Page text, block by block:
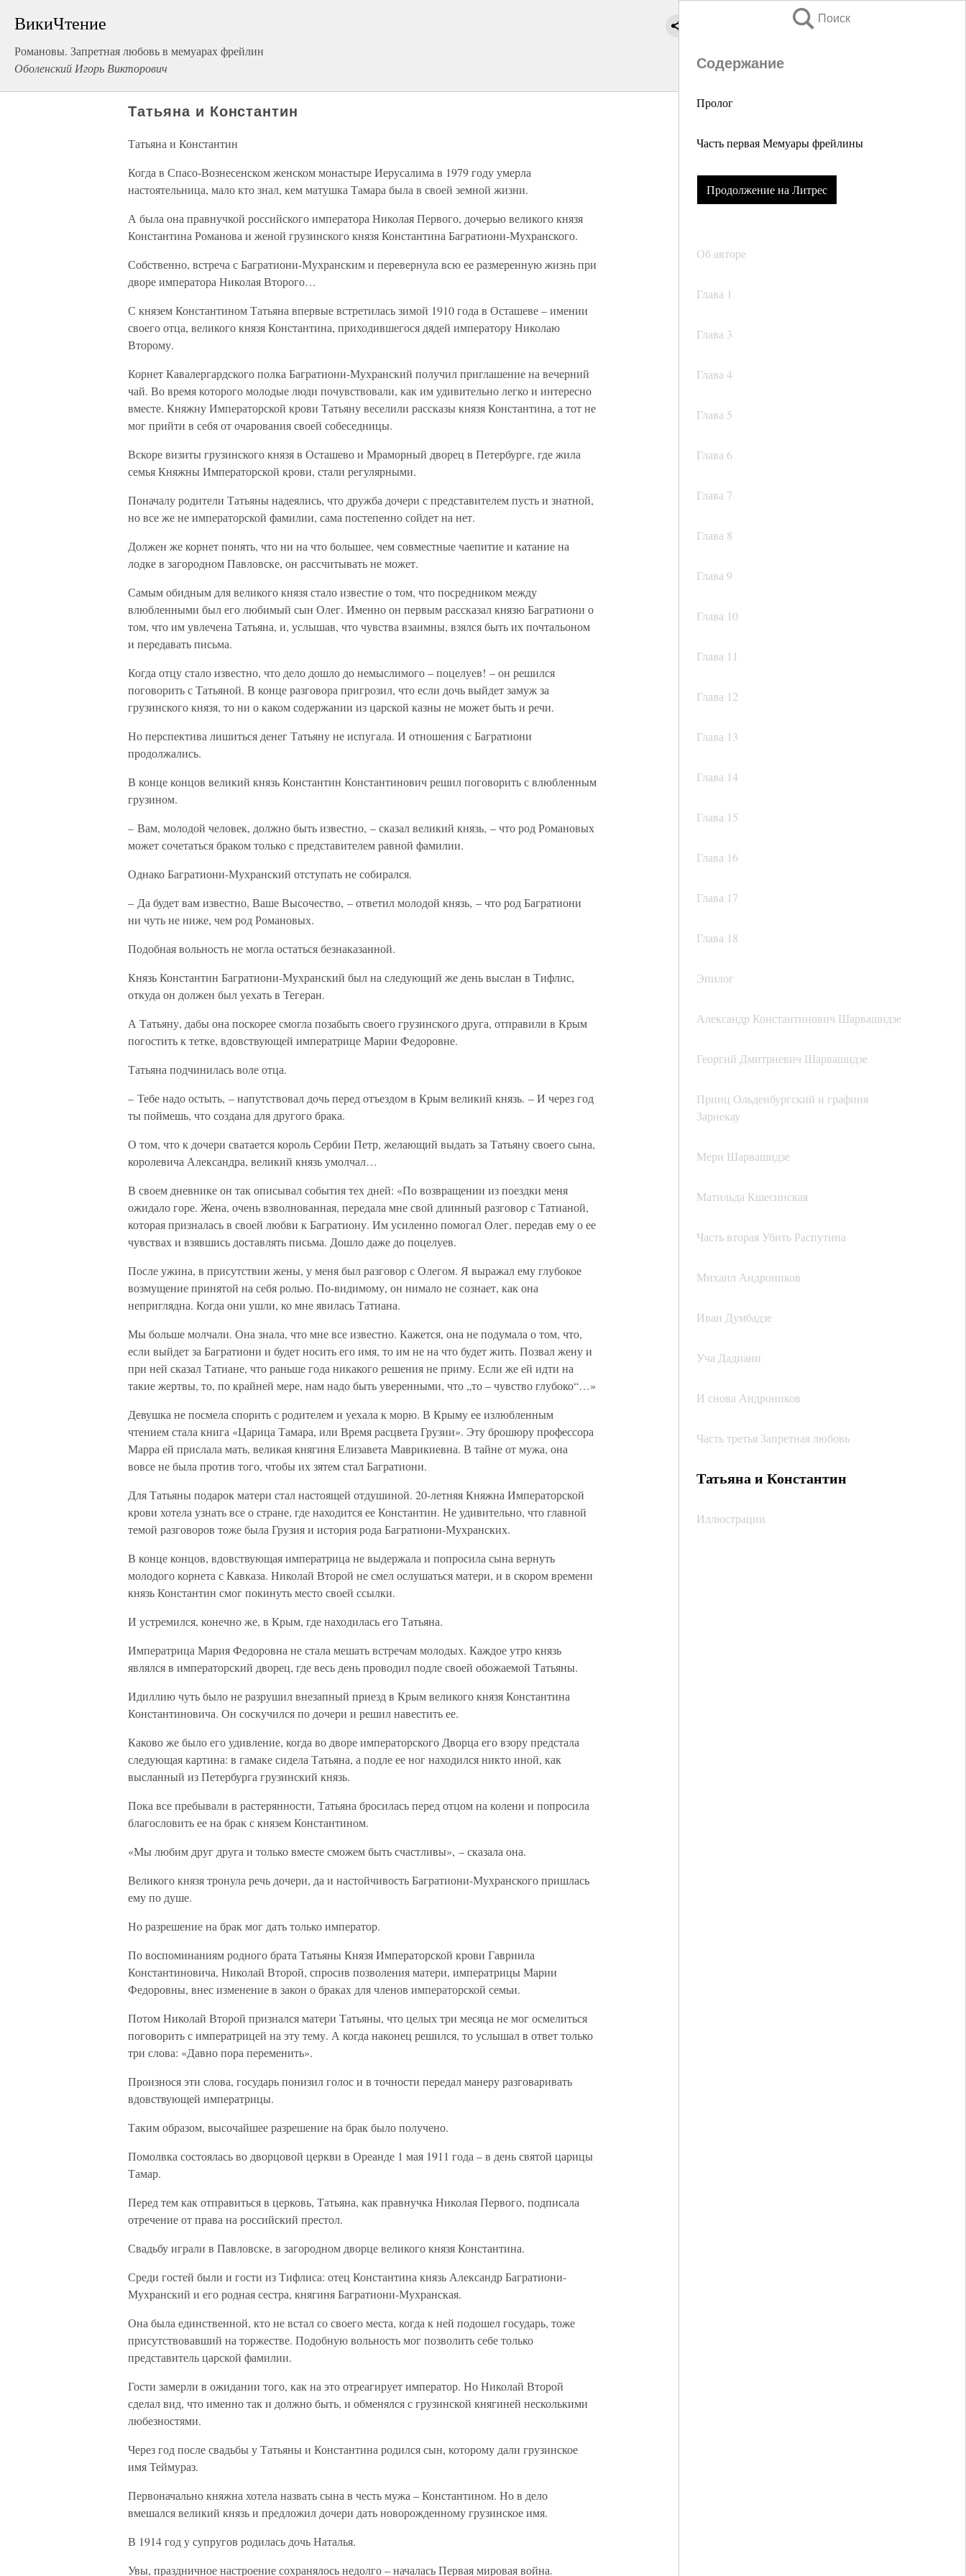
ВикиЧтение
Романовы. Запретная любовь в мемуарах фрейлин
Оболенский Игорь Викторович
Поиск
Содержание
Пролог
Часть первая Мемуары фрейлины
Продолжение на Литрес
Об авторе
Глава 1
Глава 3
Глава 4
Глава 5
Глава 6
Глава 7
Глава 8
Глава 9
Глава 10
Глава 11
Глава 12
Глава 13
Глава 14
Глава 15
Глава 16
Глава 17
Глава 18
Эпилог
Александр Константинович Шарвашидзе
Георгий Дмитриевич Шарвашидзе
Принц Ольденбургский и графиня
Зарнекау
Мери Шарвашидзе
Матильда Кшесинская
Часть вторая Убить Распутина
Михаил Андроников
Иван Думбадзе
Уча Дадиани
И снова Андроников
Часть третья Запретная любовь
Татьяна и Константин
Иллюстрации
Татьяна и Константин
Татьяна и Константин
Когда в Спасо-Вознесенском женском монастыре Иерусалима в 1979 году умерла
настоятельница, мало кто знал, кем матушка Тамара была в своей земной жизни.
А была она правнучкой российского императора Николая Первого, дочерью великого князя
Константина Романова и женой грузинского князя Константина Багратиони-Мухранского.
Собственно, встреча с Багратиони-Мухранским и перевернула всю ее размеренную жизнь при
дворе императора Николая Второго…
С князем Константином Татьяна впервые встретилась зимой 1910 года в Осташеве – имении
своего отца, великого князя Константина, приходившегося дядей императору Николаю
Второму.
Корнет Кавалергардского полка Багратиони-Мухранский получил приглашение на вечерний
чай. Во время которого молодые люди почувствовали, как им удивительно легко и интересно
вместе. Княжну Императорской крови Татьяну веселили рассказы князя Константина, а тот не
мог прийти в себя от очарования своей собеседницы.
Вскоре визиты грузинского князя в Осташево и Мраморный дворец в Петербурге, где жила
семья Княжны Императорской крови, стали регулярными.
Поначалу родители Татьяны надеялись, что дружба дочери с представителем пусть и знатной,
но все же не императорской фамилии, сама постепенно сойдет на нет.
Должен же корнет понять, что ни на что большее, чем совместные чаепитие и катание на
лодке в загородном Павловске, он рассчитывать не может.
Самым обидным для великого князя стало известие о том, что посредником между
влюбленными был его любимый сын Олег. Именно он первым рассказал князю Багратиони о
том, что им увлечена Татьяна, и, услышав, что чувства взаимны, взялся быть их почтальоном
и передавать письма.
Когда отцу стало известно, что дело дошло до немыслимого – поцелуев! – он решился
поговорить с Татьяной. В конце разговора пригрозил, что если дочь выйдет замуж за
грузинского князя, то ни о каком содержании из царской казны не может быть и речи.
Но перспектива лишиться денег Татьяну не испугала. И отношения с Багратиони
продолжались.
В конце концов великий князь Константин Константинович решил поговорить с влюбленным
грузином.
– Вам, молодой человек, должно быть известно, – сказал великий князь, – что род Романовых
может сочетаться браком только с представителем равной фамилии.
Однако Багратиони-Мухранский отступать не собирался.
– Да будет вам известно, Ваше Высочество, – ответил молодой князь, – что род Багратиони
ни чуть не ниже, чем род Романовых.
Подобная вольность не могла остаться безнаказанной.
Князь Константин Багратиони-Мухранский был на следующий же день выслан в Тифлис,
откуда он должен был уехать в Тегеран.
А Татьяну, дабы она поскорее смогла позабыть своего грузинского друга, отправили в Крым
погостить к тетке, вдовствующей императрице Марии Федоровне.
Татьяна подчинилась воле отца.
– Тебе надо остыть, – напутствовал дочь перед отъездом в Крым великий князь. – И через год
ты поймешь, что создана для другого брака.
О том, что к дочери сватается король Сербии Петр, желающий выдать за Татьяну своего сына,
королевича Александра, великий князь умолчал…
В своем дневнике он так описывал события тех дней: «По возвращении из поездки меня
ожидало горе. Жена, очень взволнованная, передала мне свой длинный разговор с Татианой,
которая призналась в своей любви к Багратиону. Им усиленно помогал Олег, передав ему о ее
чувствах и взявшись доставлять письма. Дошло даже до поцелуев.
После ужина, в присутствии жены, у меня был разговор с Олегом. Я выражал ему глубокое
возмущение принятой на себя ролью. По-видимому, он нимало не сознает, как она
неприглядна. Когда они ушли, ко мне явилась Татиана.
Мы больше молчали. Она знала, что мне все известно. Кажется, она не подумала о том, что,
если выйдет за Багратиони и будет носить его имя, то им не на что будет жить. Позвал жену и
при ней сказал Татиане, что раньше года никакого решения не приму. Если же ей идти на
такие жертвы, то, по крайней мере, нам надо быть уверенными, что „то – чувство глубоко“…»
Девушка не посмела спорить с родителем и уехала к морю. В Крыму ее излюбленным
чтением стала книга «Царица Тамара, или Время расцвета Грузии». Эту брошюру профессора
Марра ей прислала мать, великая княгиня Елизавета Маврикиевна. В тайне от мужа, она
вовсе не была против того, чтобы их зятем стал Багратиони.
Для Татьяны подарок матери стал настоящей отдушиной. 20-летняя Княжна Императорской
крови хотела узнать все о стране, где находится ее Константин. Не удивительно, что главной
темой разговоров тоже была Грузия и история рода Багратиони-Мухранских.
В конце концов, вдовствующая императрица не выдержала и попросила сына вернуть
молодого корнета с Кавказа. Николай Второй не смел ослушаться матери, и в скором времени
князь Константин смог покинуть место своей ссылки.
И устремился, конечно же, в Крым, где находилась его Татьяна.
Императрица Мария Федоровна не стала мешать встречам молодых. Каждое утро князь
являлся в императорский дворец, где весь день проводил подле своей обожаемой Татьяны.
Идиллию чуть было не разрушил внезапный приезд в Крым великого князя Константина
Константиновича. Он соскучился по дочери и решил навестить ее.
Каково же было его удивление, когда во дворе императорского Дворца его взору предстала
следующая картина: в гамаке сидела Татьяна, а подле ее ног находился никто иной, как
высланный из Петербурга грузинский князь.
Пока все пребывали в растерянности, Татьяна бросилась перед отцом на колени и попросила
благословить ее на брак с князем Константином.
«Мы любим друг друга и только вместе сможем быть счастливы», – сказала она.
Великого князя тронула речь дочери, да и настойчивость Багратиони-Мухранского пришлась
ему по душе.
Но разрешение на брак мог дать только император.
По воспоминаниям родного брата Татьяны Князя Императорской крови Гавриила
Константиновича, Николай Второй, спросив позволения матери, императрицы Марии
Федоровны, внес изменение в закон о браках для членов императорской семьи.
Потом Николай Второй признался матери Татьяны, что целых три месяца не мог осмелиться
поговорить с императрицей на эту тему. А когда наконец решился, то услышал в ответ только
три слова: «Давно пора переменить».
Произнося эти слова, государь понизил голос и в точности передал манеру разговаривать
вдовствующей императрицы.
Таким образом, высочайшее разрешение на брак было получено.
Помолвка состоялась во дворцовой церкви в Ореанде 1 мая 1911 года – в день святой царицы
Тамар.
Перед тем как отправиться в церковь, Татьяна, как правнучка Николая Первого, подписала
отречение от права на российский престол.
Свадьбу играли в Павловске, в загородном дворце великого князя Константина.
Среди гостей были и гости из Тифлиса: отец Константина князь Александр Багратиони-
Мухранский и его родная сестра, княгиня Багратиони-Мухранская.
Она была единственной, кто не встал со своего места, когда к ней подошел государь, тоже
присутствовавший на торжестве. Подобную вольность мог позволить себе только
представитель царской фамилии.
Гости замерли в ожидании того, как на это отреагирует император. Но Николай Второй
сделал вид, что именно так и должно быть, и обменялся с грузинской княгиней несколькими
любезностями.
Через год после свадьбы у Татьяны и Константина родился сын, которому дали грузинское
имя Теймураз.
Первоначально княжна хотела назвать сына в честь мужа – Константином. Но в дело
вмешался великий князь и предложил дочери дать новорожденному грузинское имя.
В 1914 год у супругов родилась дочь Наталья.
Увы, праздничное настроение сохранялось недолго – началась Первая мировая война.